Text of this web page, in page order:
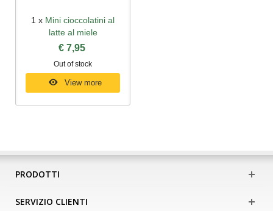
1 x Mini cioccolatini al
latte al miele
€ 7,95
Out of stock
View more
PRODOTTI
SERVIZIO CLIENTI